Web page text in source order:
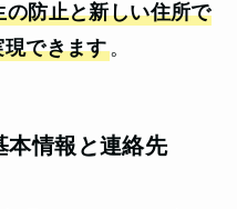
防止と新しい住所で
できます。
本情報と連絡先